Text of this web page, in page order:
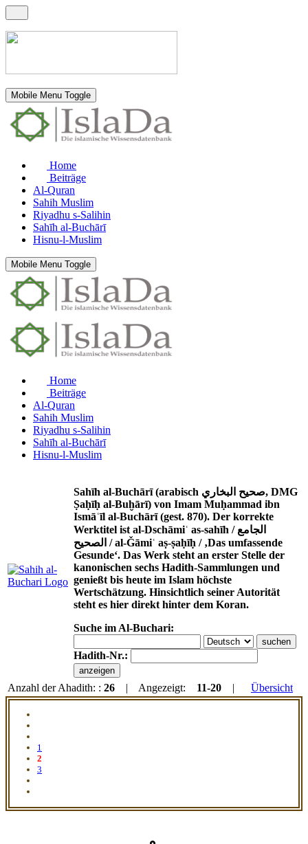
Mobile Menu Toggle
Home
Beiträge
Al-Quran
Sahih Muslim
Riyadhu s-Salihin
Sahīh al-Buchārī
Hisnu-l-Muslim
Mobile Menu Toggle
Home
Beiträge
Al-Quran
Sahih Muslim
Riyadhu s-Salihin
Sahīh al-Buchārī
Hisnu-l-Muslim
Sahīh al-Buchārī (arabisch صحيح البخاري, DMG
Ṣaḥīḥ al-Buḫārī) von Imam Muḥammad ibn
Ismāʿīl al-Buchārī (gest. 870). Der korrekte
Werktitel ist al-Dschāmiʿ as-sahīh / الجامع
الصحيح / al-Ǧāmiʿ aṣ-ṣaḥīḥ / ‚Das umfassende
Gesunde‘. Das Werk steht an erster Stelle der
kanonischen sechs Hadith-Sammlungen und
genießt bis heute im Islam höchste
Wertschätzung. Hinsichtlich seiner Autorität
steht es hier direkt hinter dem Koran.
Suche im Al-Buchari:
Hadith-Nr.:
Anzahl der Ahadith: : 26 | Angezeigt: 11-20 | Übersicht
1
2
3